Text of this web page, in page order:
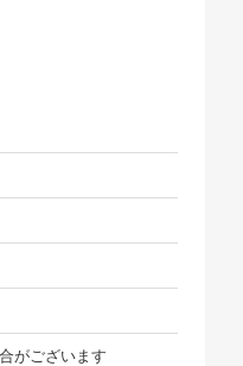
がございます